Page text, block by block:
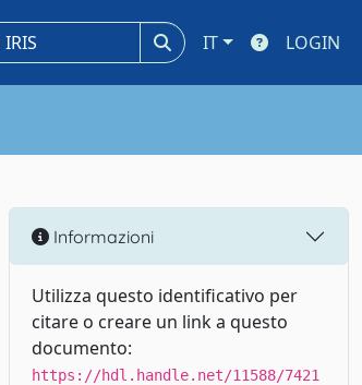
IT LOGIN
Informazioni
Utilizza questo identificativo per
citare o creare un link a questo
documento:
https://hdl.handle.net/11588/7421